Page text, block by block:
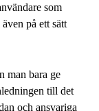
som
på ett sätt
man bara ge
till det
och ansvariga